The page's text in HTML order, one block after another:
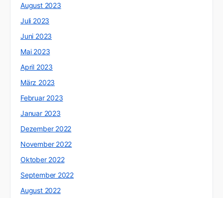
August 2023
Juli 2023
Juni 2023
Mai 2023
April 2023
März 2023
Februar 2023
Januar 2023
Dezember 2022
November 2022
Oktober 2022
September 2022
August 2022